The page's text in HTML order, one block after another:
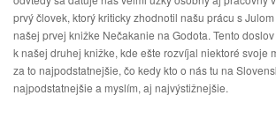
prvý človek, ktorý kriticky zhodnotil našu prácu s
našej prvej knižke Nečakanie na Godota. Tento
k našej druhej knižke, kde ešte rozvíjal niektoré svoje
za to najpodstatnejšie, čo kedy kto o nás tu na
najpodstatnejšie a myslím, aj najvýstižnejšie.